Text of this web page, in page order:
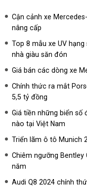
Cận cảnh xe
nâng cấp
Top 8 mẫu xe UV
nhà giàu săn đón
Giá bán các dòng xe
Chính thức ra mắt
5,5 tỷ đồng
Giá tiền những biển số
nào tại Việt Nam
Triển lãm ô tô Munich
Chiêm ngưỡng Bentley
năm
Audi Q8 2024 chính